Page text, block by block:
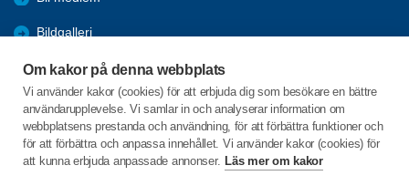
Om kakor på denna webbplats
Vi använder kakor (cookies) för att erbjuda dig som besökare en bättre
användarupplevelse. Vi samlar in och analyserar information om
webbplatsens prestanda och användning, för att förbättra funktioner och
för att förbättra och anpassa innehållet. Vi använder kakor (cookies) för
att kunna erbjuda anpassade annonser. Läs mer om kakor
Bildgalleri
Aktiviteter
Referat
Länkar